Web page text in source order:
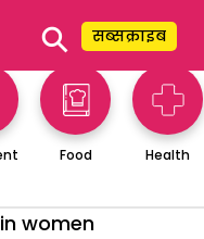
⚲ सब्सक्राइब
Food Health
women